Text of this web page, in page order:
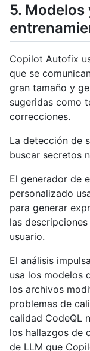
5. Modelos
Copilot Autofix
que se
gran tamaño y
sugeridas como
correcciones.
La detección de
buscar secretos
El generador de
personalizado
para generar
las
usuario.
El análisis
usa los modelos
los archivos
problemas de
calidad CodeQL
los hallazgos de
de LLM que